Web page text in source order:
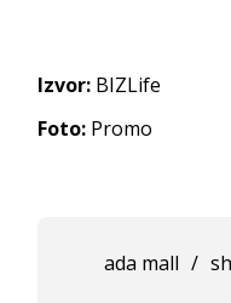
Izvor: BIZLife
Foto: Promo
ada mall /